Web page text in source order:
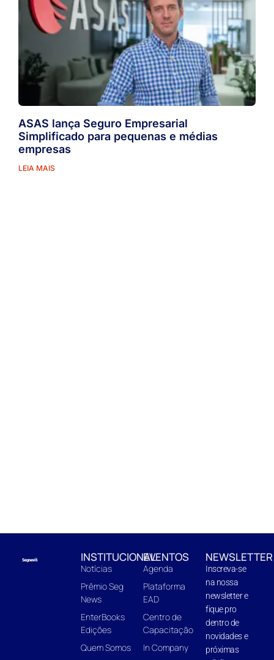
ASAS lança Seguro Empresarial
Simplificado para pequenas e médias
empresas
LEIA MAIS
INSTITUCIONAL
Notícias
Prêmio Seg
News
EnterBooks
Edições
Quem Somos
EVENTOS
Agenda
Plataforma
EAD
Centro de
Capacitação
In Company
NEWSLETTER
Inscreva-se
na nossa
newsletter e
fique pro
dentro de
novidades e
próximas